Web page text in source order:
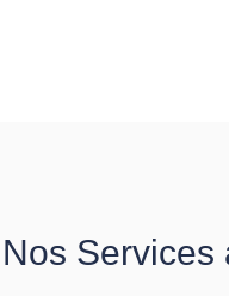
Nos Services